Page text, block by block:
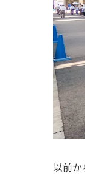
以前